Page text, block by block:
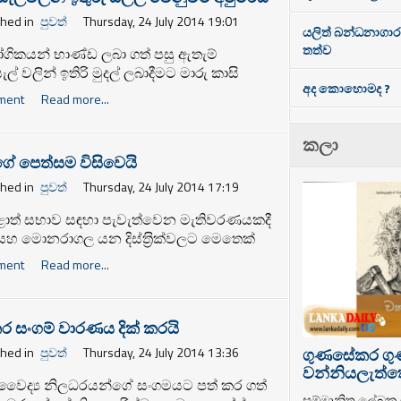
in පුවත් Thursday, 24 July 2014 19:01
භාණ්ඩ ලබා ගත් පසු ඇතැම්
වලින් ඉතිරි මුදල් ලබාදීමට මාරු කාසි
බැවින් ඒ වෙනුවට අමු මිරිස් කරල් ලබා
වාර්තා වෙයි.
Read more...
පෙත්සම විසිවෙයි
in පුවත් Thursday, 24 July 2014 17:19
සභාව සඳහා පැවැත්වෙන මැතිවරණයකදී
මොනරාගල යන දිස්ත‍්‍රික්වලට මෙතෙක්
සංඛ්‍යා වෙනස් කිරීමට එරෙහිව එක්සත්
පක්ෂය ගොනුකර තිබූ පෙත්සමක්
අද (24) ප‍්‍රතික්ෂේප කළේය.
Read more...
සංගම් වාරණය දික් කරයි
in පුවත් Thursday, 24 July 2014 13:36
නිලධරයන්ගේ සංගමයට පත් කර ගත්
යලිත්
තත්ව
අද කොහොමද ?
කලා
ගුණසේකර